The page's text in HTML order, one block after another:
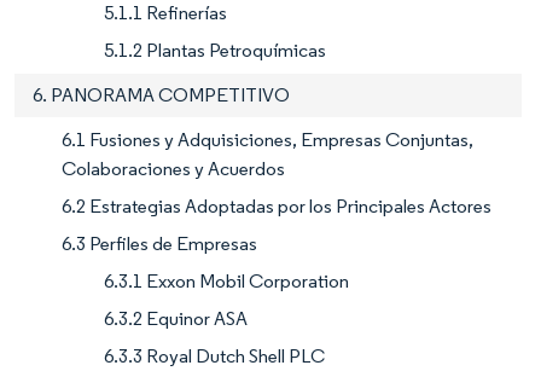
5.1.1 Refinerías
5.1.2 Plantas Petroquímicas
6. PANORAMA COMPETITIVO
6.1 Fusiones y Adquisiciones, Empresas Conjuntas,
Colaboraciones y Acuerdos
6.2 Estrategias Adoptadas por los Principales Actores
6.3 Perfiles de Empresas
6.3.1 Exxon Mobil Corporation
6.3.2 Equinor ASA
6.3.3 Royal Dutch Shell PLC